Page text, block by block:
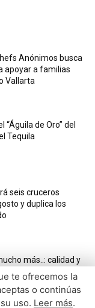
Anónimos busca
apoyar a familias
Vallarta
“Águila de Oro” del
Tequila
seis cruceros
y duplica los
más..: calidad y
en
te ofrecemos la
o continúas
uso. Leer más.